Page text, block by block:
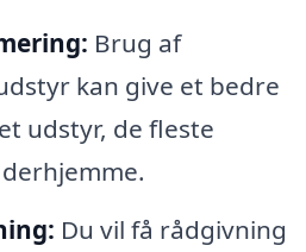
Brug af
kan give et bedre
udstyr, de fleste
Du vil få rådgivning